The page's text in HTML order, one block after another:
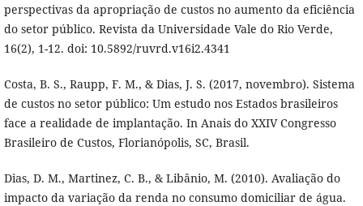
perspectivas da apropriação de custos no aumento da eficiência
do setor público. Revista da Universidade Vale do Rio Verde,
16(2), 1-12. doi: 10.5892/ruvrd.v16i2.4341
Costa, B. S., Raupp, F. M., & Dias, J. S. (2017, novembro). Sistema
de custos no setor público: Um estudo nos Estados brasileiros
face a realidade de implantação. In Anais do XXIV Congresso
Brasileiro de Custos, Florianópolis, SC, Brasil.
Dias, D. M., Martinez, C. B., & Libânio, M. (2010). Avaliação do
impacto da variação da renda no consumo domiciliar de água.